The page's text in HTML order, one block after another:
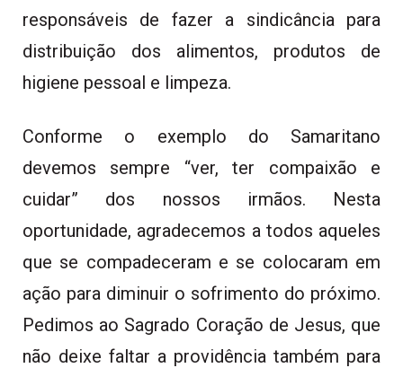
responsáveis de fazer a sindicância para
distribuição dos alimentos, produtos de
higiene pessoal e limpeza.
Conforme o exemplo do Samaritano
devemos sempre “ver, ter compaixão e
cuidar” dos nossos irmãos. Nesta
oportunidade, agradecemos a todos aqueles
que se compadeceram e se colocaram em
ação para diminuir o sofrimento do próximo.
Pedimos ao Sagrado Coração de Jesus, que
não deixe faltar a providência também para